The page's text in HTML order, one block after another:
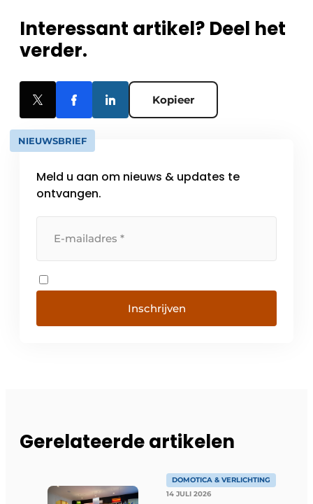
Interessant artikel? Deel het
verder.
Kopieer
NIEUWSBRIEF
Meld u aan om nieuws & updates te
ontvangen.
Inschrijven
Gerelateerde artikelen
DOMOTICA & VERLICHTING
14 JULI 2026